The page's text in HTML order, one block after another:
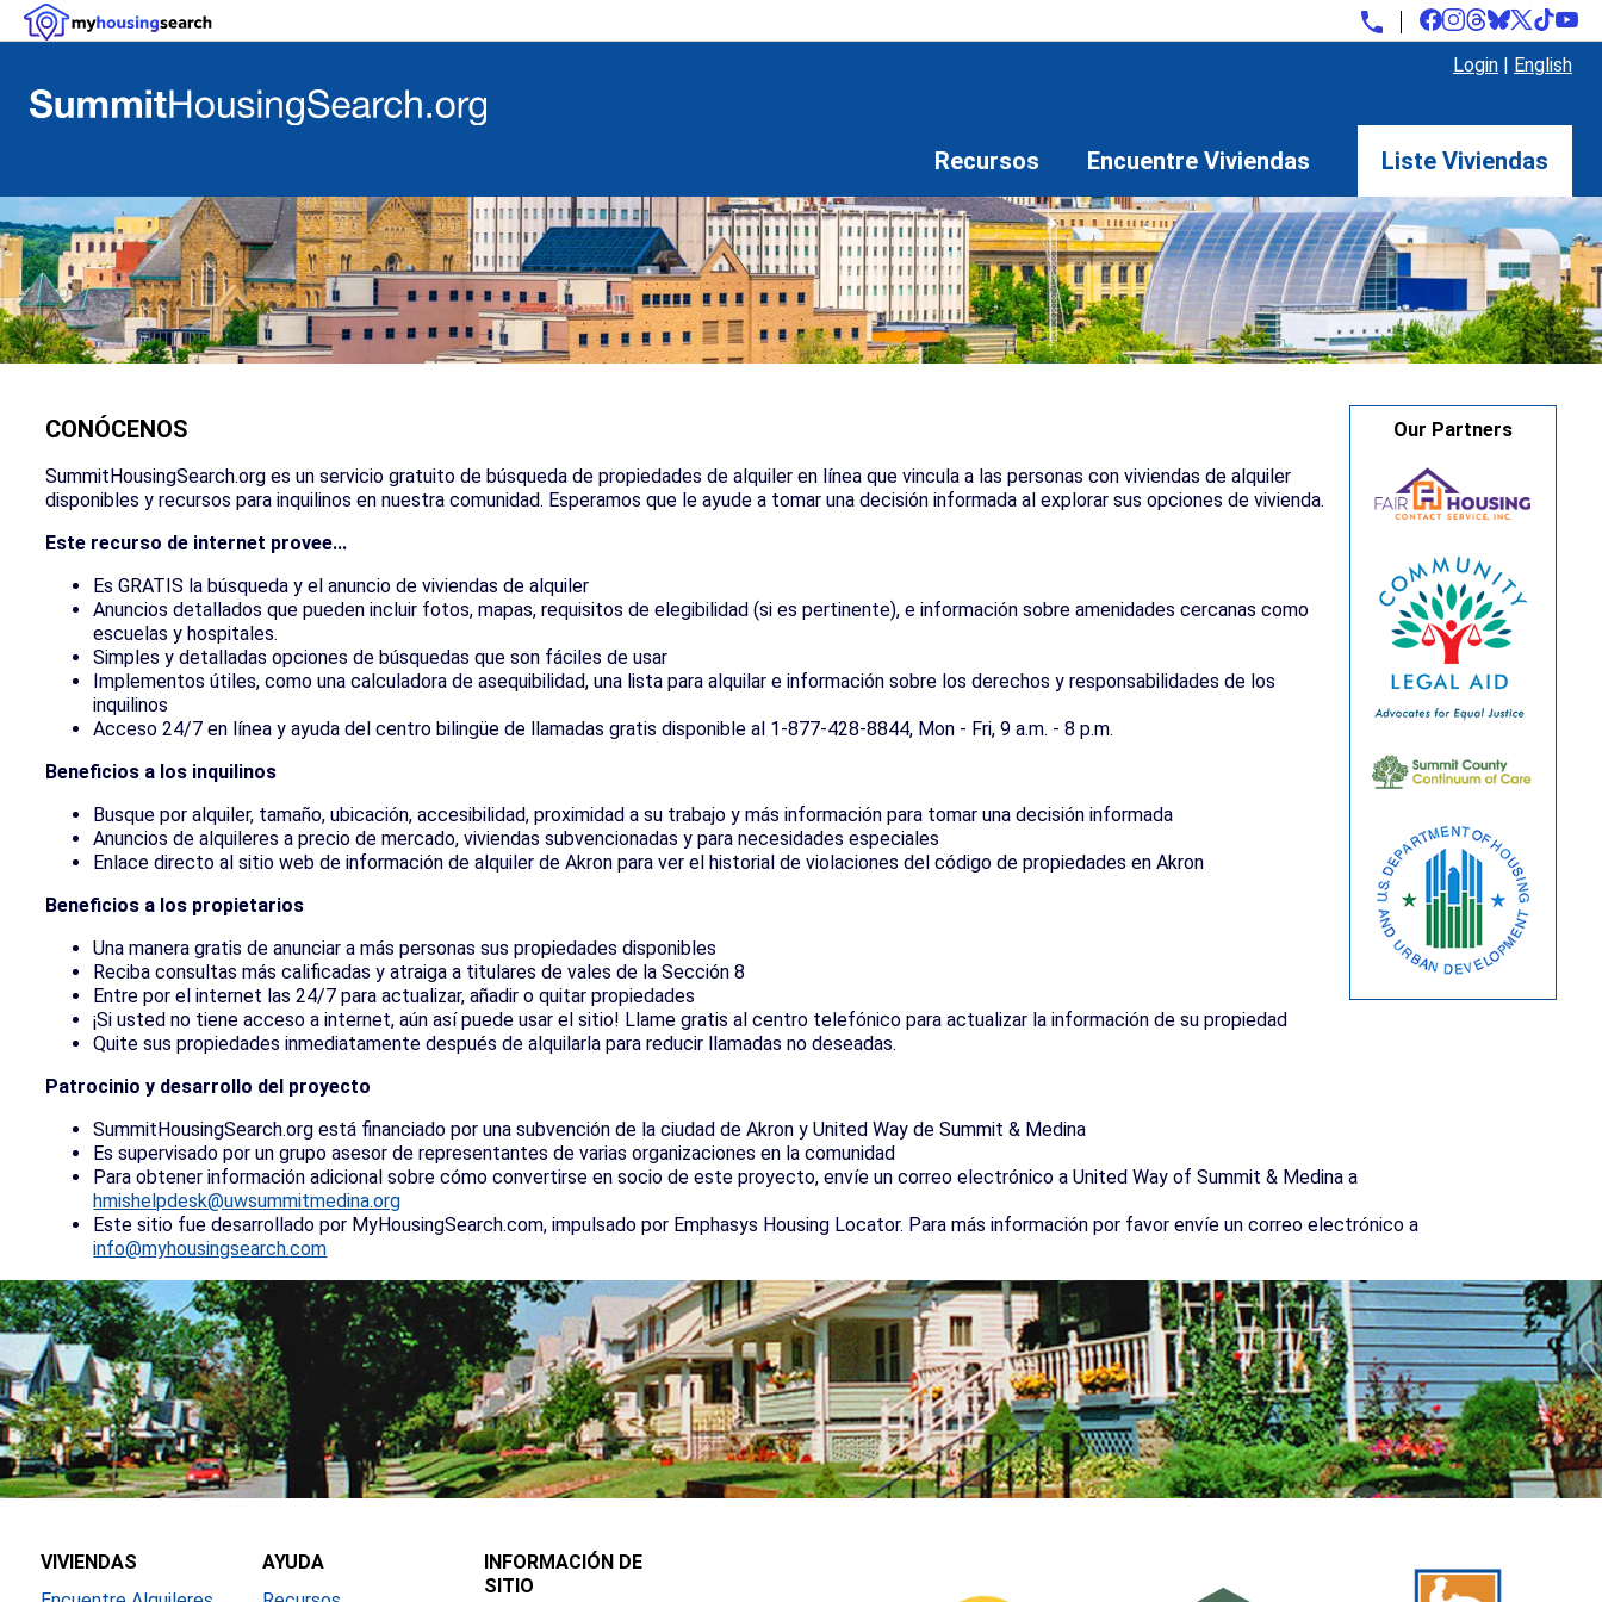
Login | English
Recursos Encuentre Viviendas Liste Viviendas
Our Partners
CONÓCENOS
SummitHousingSearch.org es un servicio gratuito de búsqueda de propiedades de alquiler en línea que vincula a las personas con viviendas de alquiler
disponibles y recursos para inquilinos en nuestra comunidad. Esperamos que le ayude a tomar una decisión informada al explorar sus opciones de vivienda.
Este recurso de internet provee...
Es GRATIS la búsqueda y el anuncio de viviendas de alquiler
Anuncios detallados que pueden incluir fotos, mapas, requisitos de elegibilidad (si es pertinente), e información sobre amenidades cercanas como
escuelas y hospitales.
Simples y detalladas opciones de búsquedas que son fáciles de usar
Implementos útiles, como una calculadora de asequibilidad, una lista para alquilar e información sobre los derechos y responsabilidades de los
inquilinos
Acceso 24/7 en línea y ayuda del centro bilingüe de llamadas gratis disponible al 1-877-428-8844, Mon - Fri, 9 a.m. - 8 p.m.
Beneficios a los inquilinos
Busque por alquiler, tamaño, ubicación, accesibilidad, proximidad a su trabajo y más información para tomar una decisión informada
Anuncios de alquileres a precio de mercado, viviendas subvencionadas y para necesidades especiales
Enlace directo al sitio web de información de alquiler de Akron para ver el historial de violaciones del código de propiedades en Akron
Beneficios a los propietarios
Una manera gratis de anunciar a más personas sus propiedades disponibles
Reciba consultas más calificadas y atraiga a titulares de vales de la Sección 8
Entre por el internet las 24/7 para actualizar, añadir o quitar propiedades
¡Si usted no tiene acceso a internet, aún así puede usar el sitio! Llame gratis al centro telefónico para actualizar la información de su propiedad
Quite sus propiedades inmediatamente después de alquilarla para reducir llamadas no deseadas.
Patrocinio y desarrollo del proyecto
SummitHousingSearch.org está financiado por una subvención de la ciudad de Akron y United Way de Summit & Medina
Es supervisado por un grupo asesor de representantes de varias organizaciones en la comunidad
Para obtener información adicional sobre cómo convertirse en socio de este proyecto, envíe un correo electrónico a United Way of Summit & Medina a
hmishelpdesk@uwsummitmedina.org
Este sitio fue desarrollado por MyHousingSearch.com, impulsado por Emphasys Housing Locator. Para más información por favor envíe un correo electrónico a
info@myhousingsearch.com
VIVIENDAS
AYUDA
INFORMACIÓN DE
SITIO